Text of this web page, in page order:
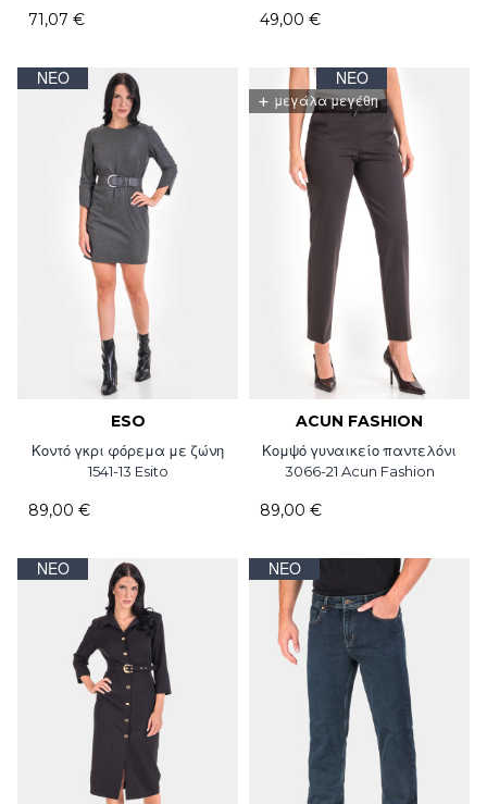
71,07 € 49,00 €
ΝΈΟ
ESO
Κοντό γκρι φόρεμα με ζώνη
1541-13 Esito
89,00 €
ΝΈΟ
+ μεγάλα μεγέθη
ACUN FASHION
Κομψό γυναικείο παντελόνι
3066-21 Acun Fashion
89,00 €
ΝΈΟ ΝΈΟ